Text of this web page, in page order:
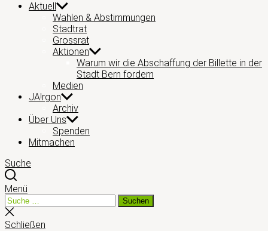
Aktuell
Wahlen & Abstimmungen
Stadtrat
Grossrat
Aktionen
Warum wir die Abschaffung der Billette in der
Stadt Bern fordern
Medien
JA!rgon
Archiv
Über Uns
Spenden
Mitmachen
Suche
Menü
Suche
nach:
Suchen
Suche
schließen
Schließen